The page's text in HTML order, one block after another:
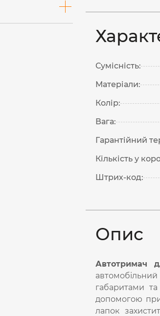
Сумісність:
Матеріали:
Колір:
Вага:
Гарантійний
Кількість у
Штрих-код:
Опис
Автотримач
габаритами
допомогою
лапок